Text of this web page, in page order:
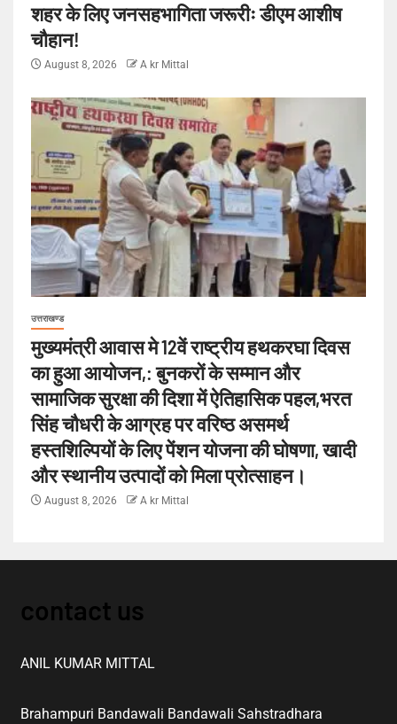
शहर के लिए जनसहभागिता जरूरीः डीएम आशीष
चौहान!
August 8, 2026 A kr Mittal
उत्तराखण्ड
मुख्यमंत्री आवास मे 12वें राष्ट्रीय हथकरघा दिवस
का हुआ आयोजन,: बुनकरों के सम्मान और
सामाजिक सुरक्षा की दिशा में ऐतिहासिक पहल,भरत
सिंह चौधरी के आग्रह पर वरिष्ठ असमर्थ
हस्तशिल्पियों के लिए पेंशन योजना की घोषणा, खादी
और स्थानीय उत्पादों को मिला प्रोत्साहन।
August 8, 2026 A kr Mittal
contact us
ANIL KUMAR MITTAL
Brahampuri Bandawali Bandawali Sahstradhara